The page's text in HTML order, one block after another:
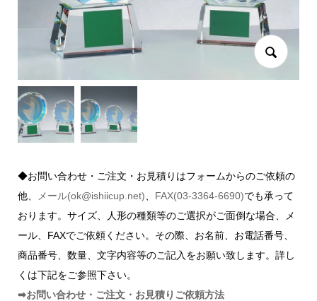
◆お問い合わせ・ご注文・お見積りはフォームからのご依頼の
他、
メール(ok@ishiicup.net) FAX(03-3364-6690)でも承って
おります。サイズ、人形の種類等のご選択がご面倒な場合、メ
ール、FAXでご依頼ください。その際、お名前、お電話番号、
商品番号、数量、文字内容等のご記入をお願い致します。詳し
くは下記をご参照下さい。
➡お問い合わせ・ご注文・お見積りご依頼方法